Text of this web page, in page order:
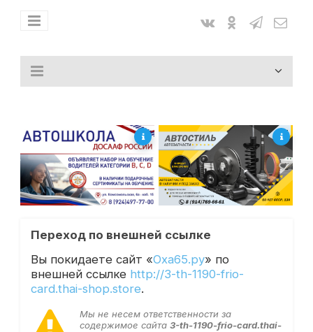
Переход по внешней ссылке
Вы покидаете сайт «Оха65.ру» по
внешней ссылке http://3-th-1190-frio-
card.thai-shop.store.
Мы не несем ответственности за
содержимое сайта 3-th-1190-frio-card.thai-